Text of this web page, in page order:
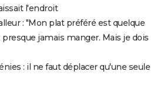
l'endroit
: "Mon plat préféré est quelque
jamais manger. Mais je dois
: il ne faut déplacer qu'une seule